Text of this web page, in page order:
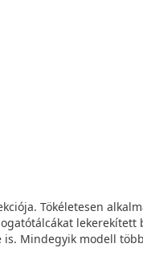
Tökéletesen
Mindegyik modell